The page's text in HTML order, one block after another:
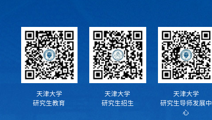
天津大学
研究生教育
天津大学
研究生招生
天津大学
研究生导师发展中
心